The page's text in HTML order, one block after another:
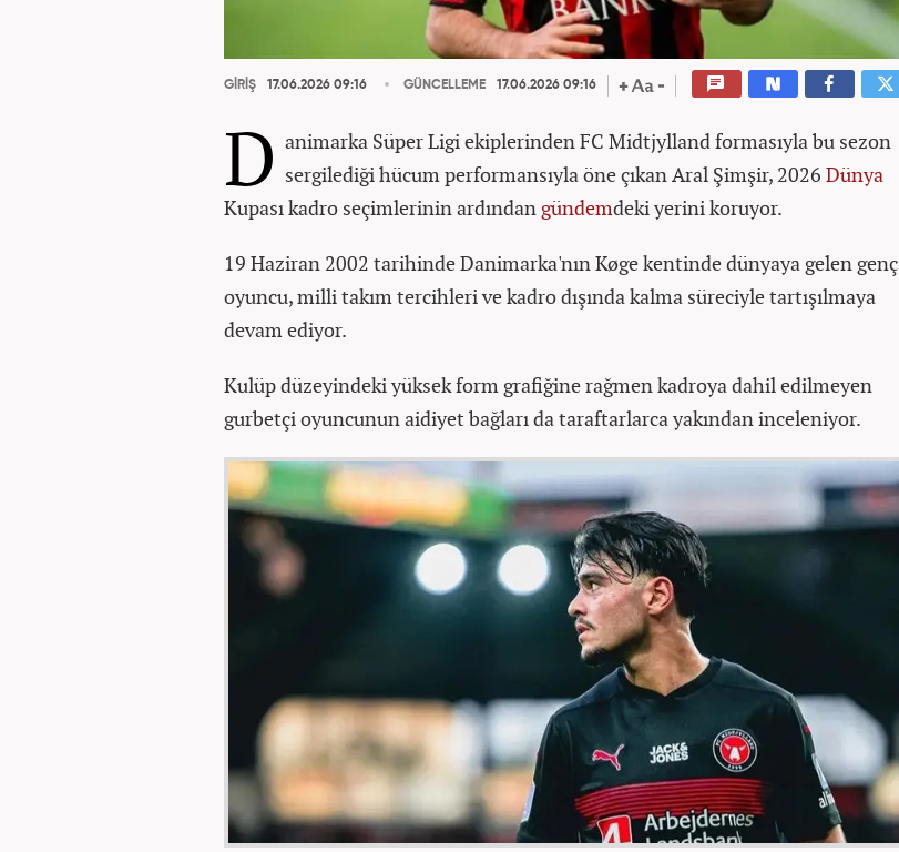
GİRİŞ 17.06.2026 09:16 GÜNCELLEME 17.06.2026 09:16
D animarka Süper Ligi ekiplerinden FC Midtjylland formasıyla bu sezon
sergilediği hücum performansıyla öne çıkan Aral Şimşir, 2026 Dünya
Kupası kadro seçimlerinin ardından gündemdeki yerini koruyor.
19 Haziran 2002 tarihinde Danimarka'nın Køge kentinde dünyaya gelen genç
oyuncu, milli takım tercihleri ve kadro dışında kalma süreciyle tartışılmaya
devam ediyor.
Kulüp düzeyindeki yüksek form grafiğine rağmen kadroya dahil edilmeyen
gurbetçi oyuncunun aidiyet bağları da taraftarlarca yakından inceleniyor.